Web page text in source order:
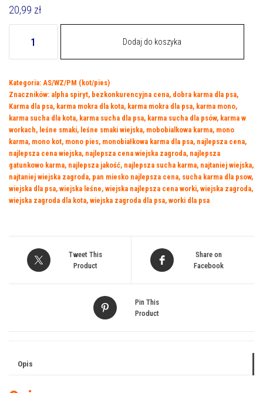
20,99 zł
Wiejska
Zagroda
Dzik
800g
Dodaj do koszyka
Kategoria: AS/WZ/PM (kot/pies)
Znaczników: alpha spiryt, bezkonkurencyjna cena, dobra karma dla psa,
Karma dla psa, karma mokra dla kota, karma mokra dla psa, karma mono,
karma sucha dla kota, karma sucha dla psa, karma sucha dla psów, karma w
workach, leśne smaki, leśne smaki wiejska, mobobialkowa karma, mono
karma, mono kot, mono pies, monobiałkowa karma dla psa, najlepsza cena,
najlepsza cena wiejska, najlepsza cena wiejska zagroda, najlepsza
gatunkowo karma, najlepsza jakość, najlepsza sucha karma, najtaniej wiejska,
najtaniej wiejska zagroda, pan miesko najlepsza cena, sucha karma dla psow,
wiejska dla psa, wiejska leśne, wiejska najlepsza cena worki, wiejska zagroda,
wiejska zagroda dla kota, wiejska zagroda dla psa, worki dla psa
Tweet This
Product
Share on
Facebook
Pin This
Product
Opis